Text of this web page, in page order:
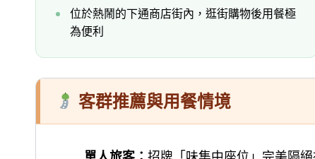
位於熱鬧的下通商店街內，逛街購物後用餐極
為便利
客群推薦與用餐情境